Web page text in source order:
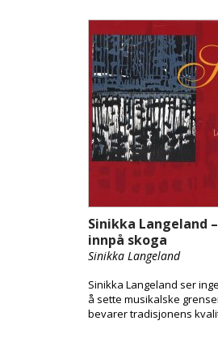
Sinikka Langeland
innpå skoga
Sinikka Langeland
Sinikka Langeland ser
å sette musikalske
bevarer tradisjonens